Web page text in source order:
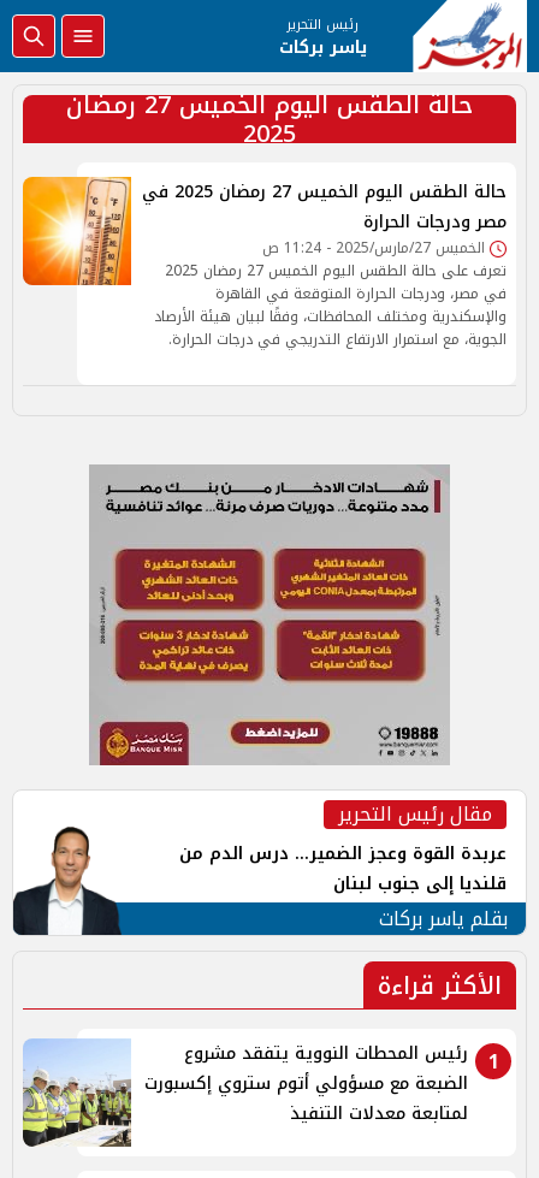
رئيس التحرير
ياسر بركات
حالة الطقس اليوم الخميس 27 رمضان
2025
حالة الطقس اليوم الخميس 27 رمضان 2025 في
مصر ودرجات الحرارة
الخميس 27/مارس/2025 - 11:24 ص
تعرف على حالة الطقس اليوم الخميس 27 رمضان 2025
في مصر، ودرجات الحرارة المتوقعة في القاهرة
والإسكندرية ومختلف المحافظات، وفقًا لبيان هيئة الأرصاد
الجوية، مع استمرار الارتفاع التدريجي في درجات الحرارة.
مقال رئيس التحرير
عربدة القوة وعجز الضمير... درس الدم من
قلنديا إلى جنوب لبنان
بقلم ياسر بركات
الأكثر قراءة
1
رئيس المحطات النووية يتفقد مشروع
الضبعة مع مسؤولي أتوم ستروي إكسبورت
لمتابعة معدلات التنفيذ